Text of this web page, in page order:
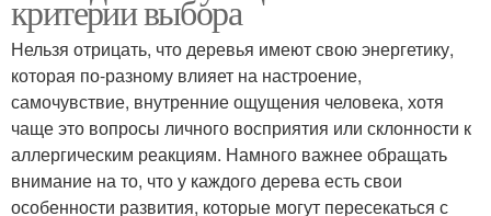
критерии выбора
Нельзя отрицать, что деревья имеют свою энергетику,
которая по-разному влияет на настроение,
самочувствие, внутренние ощущения человека, хотя
чаще это вопросы личного восприятия или склонности к
аллергическим реакциям. Намного важнее обращать
внимание на то, что у каждого дерева есть свои
особенности развития, которые могут пересекаться с